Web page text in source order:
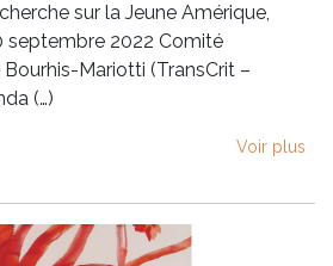
sur la Jeune Amérique,
septembre 2022 Comité
Bourhis-Mariotti (TransCrit –
(…)
Voir plus